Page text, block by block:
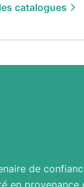
catalogues
de
en provenance